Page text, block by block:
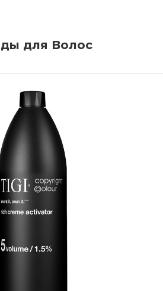
для Волос